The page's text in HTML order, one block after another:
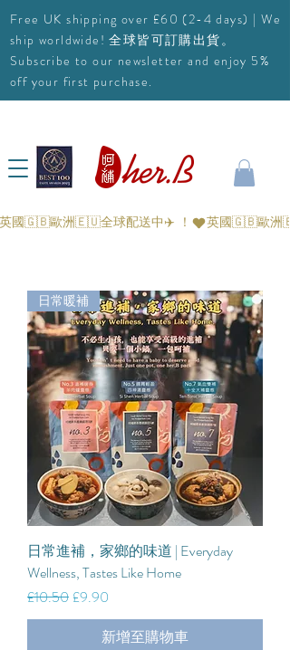
Free UK shipping over £60 (2-4 days) | We
ship worldwide! 全球皆可訂購出貨。
Subscribe to our newsletter and enjoy 5%
off your first purchase.
英國🇬🇧歐洲🇪🇺全球配送中✈️ ！
日常暖補
日常進補，家鄉的味道 | Everyday
Wellness, Tastes Like Home
一般價格
£10.50 促銷價格
£9.90
新增至購物車